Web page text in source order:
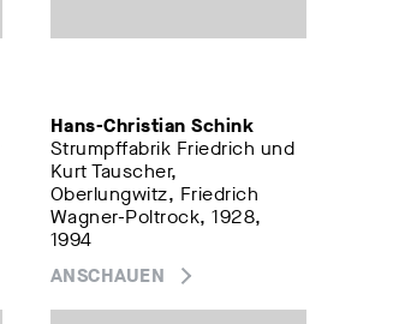
Hans-Christian Schink
Strumpffabrik Friedrich und
Kurt Tauscher,
Oberlungwitz, Friedrich
Wagner-Poltrock, 1928,
1994
ANSCHAUEN